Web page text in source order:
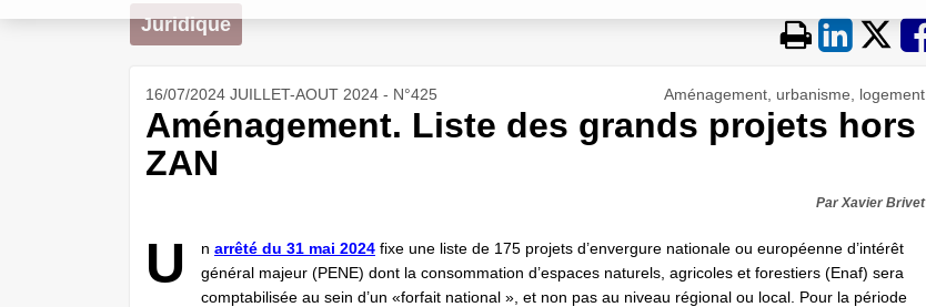
Juridique
16/07/2024 JUILLET-AOUT 2024 - N°425 Aménagement, urbanisme, logement
Aménagement. Liste des grands projets hors
ZAN
Par Xavier Brivet
U n arrêté du 31 mai 2024 fixe une liste de 175 projets d’envergure nationale ou européenne d’intérêt
général majeur (PENE) dont la consommation d’espaces naturels, agricoles et forestiers (Enaf) sera
comptabilisée au sein d’un «forfait national », et non pas au niveau régional ou local. Pour la période